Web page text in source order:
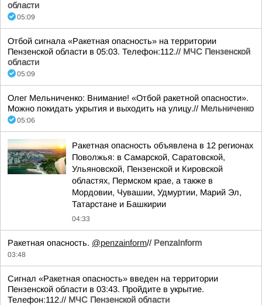
области
05:09
Отбой сигнала «Ракетная опасность» на территории
Пензенской области в 05:03. Телефон:112.// МЧС Пензенской
области
05:09
Олег Мельниченко: Внимание! «Отбой ракетной опасности».
Можно покидать укрытия и выходить на улицу.// Мельниченко
05:06
Ракетная опасность объявлена в 12 регионах
Поволжья: в Самарской, Саратовской,
Ульяновской, Пензенской и Кировской
областях, Пермском крае, а также в
Мордовии, Чувашии, Удмуртии, Марий Эл,
Татарстане и Башкирии
04:33
Ракетная опасность. @penzainform// PenzaInform
03:48
Сигнал «Ракетная опасность» введен на территории
Пензенской области в 03:43. Пройдите в укрытие.
Телефон:112.// МЧС Пензенской области